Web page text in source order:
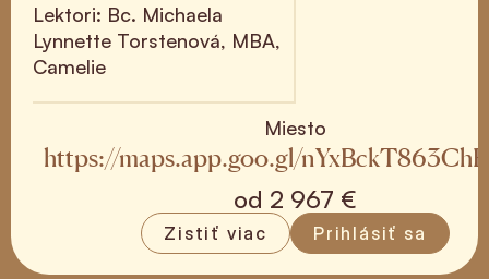
Lektori: Bc. Michaela
Lynnette Torstenová, MBA,
Camelie
Miesto
https://maps.app.goo.gl/
od 2 967 €
Zistiť viac Prihlásiť sa